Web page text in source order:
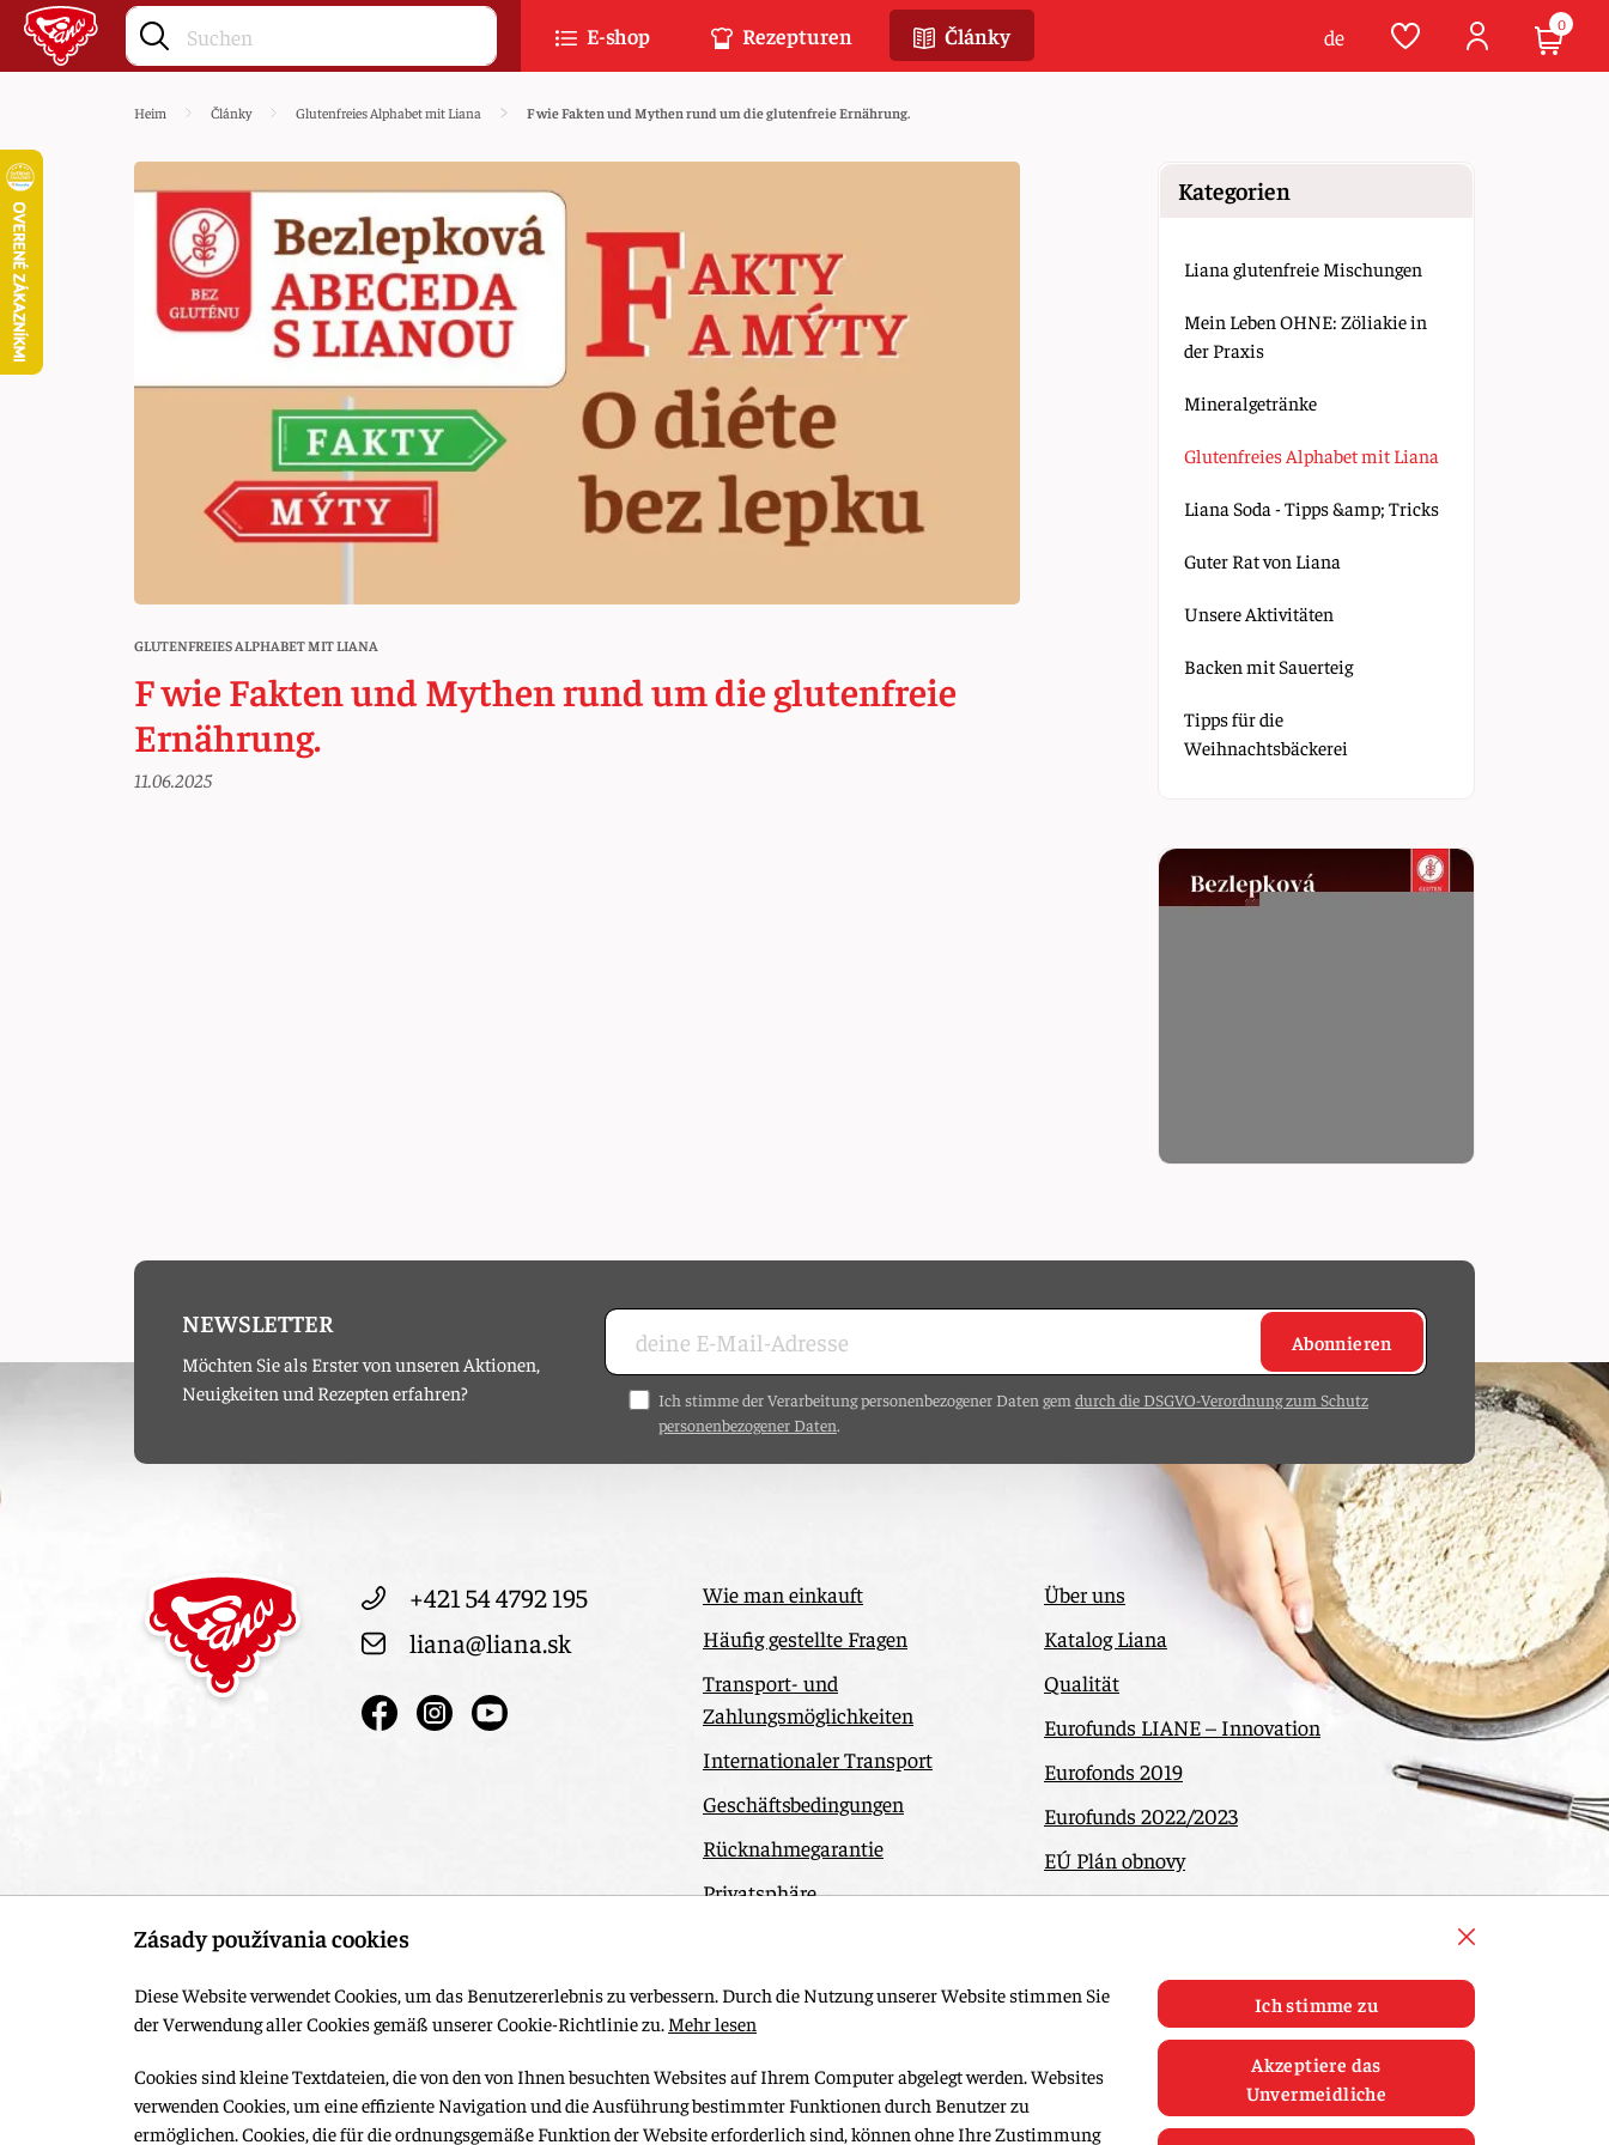
Heim Články Glutenfreies Alphabet mit Liana F wie Fakten und Mythen rund um die glutenfreie Ernährung.
GLUTENFREIES ALPHABET MIT LIANA
F wie Fakten und Mythen rund um die glutenfreie
Ernährung.
11.06.2025
Kategorien
Liana glutenfreie Mischungen
Mein Leben OHNE: Zöliakie in
der Praxis
Mineralgetränke
Glutenfreies Alphabet mit Liana
Liana Soda - Tipps &amp; Tricks
Guter Rat von Liana
Unsere Aktivitäten
Backen mit Sauerteig
Tipps für die
Weihnachtsbäckerei
NEWSLETTER
Möchten Sie als Erster von unseren Aktionen,
Neuigkeiten und Rezepten erfahren?
Abonnieren
Ich stimme der Verarbeitung personenbezogener Daten gem durch die DSGVO-Verordnung zum Schutz
personenbezogener Daten.
+421 54 4792 195
liana@liana.sk
Wie man einkauft
Häufig gestellte Fragen
Transport- und
Zahlungsmöglichkeiten
Internationaler Transport
Geschäftsbedingungen
Rücknahmegarantie
Privatsphäre
Über uns
Katalog Liana
Qualität
Eurofunds LIANE – Innovation
Eurofonds 2019
Eurofunds 2022/2023
EÚ Plán obnovy
Kontakt
© 2015-2026, LIANA GOLIAŠ s.r.o. Alle Rechte vorbehalten.
E-shop Rezepturen Články de 0
Zásady používania cookies
Diese Website verwendet Cookies, um das Benutzererlebnis zu verbessern. Durch die Nutzung unserer Website stimmen Sie
der Verwendung aller Cookies gemäß unserer Cookie-Richtlinie zu. Mehr lesen
Cookies sind kleine Textdateien, die von den von Ihnen besuchten Websites auf Ihrem Computer abgelegt werden. Websites
verwenden Cookies, um eine effiziente Navigation und die Ausführung bestimmter Funktionen durch Benutzer zu
ermöglichen. Cookies, die für die ordnungsgemäße Funktion der Website erforderlich sind, können ohne Ihre Zustimmung
Ich stimme zu
Akzeptiere das
Unvermeidliche